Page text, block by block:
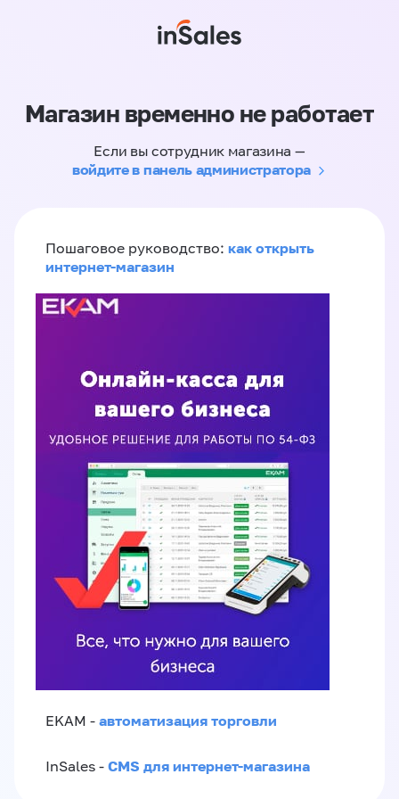
Магазин временно не работает
Если вы сотрудник магазина —
войдите в панель администратора
Пошаговое руководство: как открыть
интернет-магазин
EKAM - автоматизация торговли
InSales - CMS для интернет-магазина